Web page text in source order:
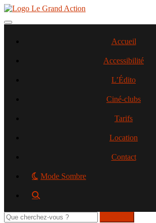
Aller
contenu
Toggle navigation
Accueil
Accessibilité
L’Édito
Ciné-clubs
Tarifs
Location
Contact
Mode Sombre
Rechercher